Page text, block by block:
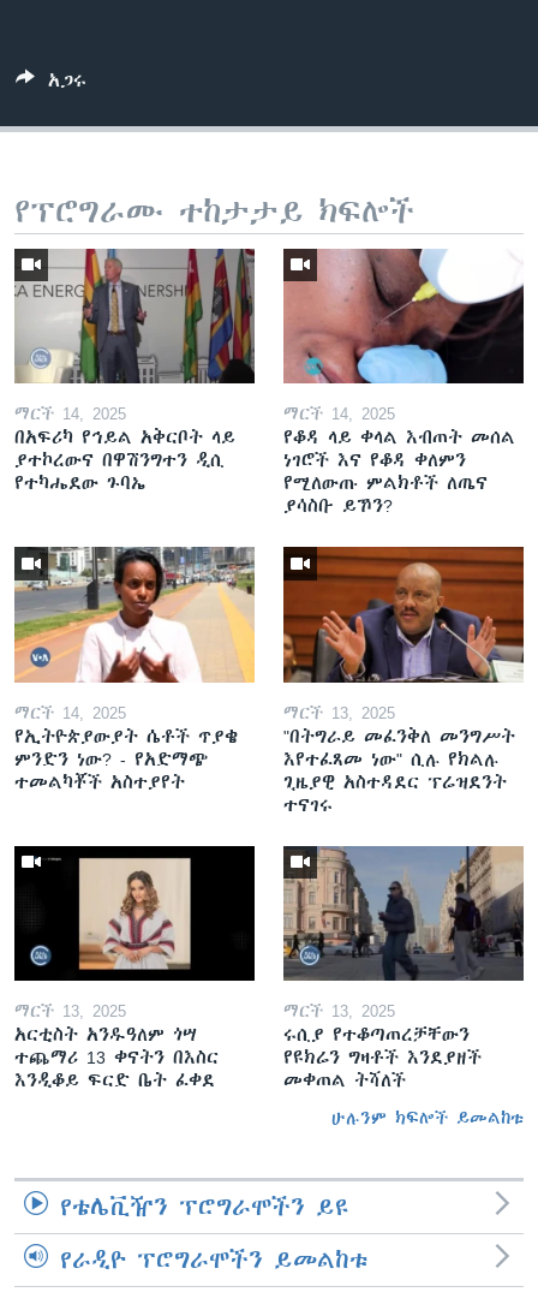
አጋሩ
የፕሮግራሙ ተከታታይ ክፍሎች
ማርች 14, 2025
በአፍሪካ የኅይል አቅርቦት ላይ
ያተኮረውና በዋሽንግተን ዲሲ
የተካሔደው ጉባኤ
ማርች 14, 2025
የቆዳ ላይ ቀላል እብጠት መሰል
ነገሮች እና የቆዳ ቀለምን
የሚለውጡ ምልክቶች ለጤና
ያሳስቡ ይኾን?
ማርች 14, 2025
የኢትዮጵያውያት ሴቶች ጥያቄ
ምንድን ነው? - የአድማጭ
ተመልካቾች አስተያየት
ማርች 13, 2025
"በትግራይ መፈንቅለ መንግሥት
እየተፈጸመ ነው" ሲሉ የክልሉ
ጊዜያዊ አስተዳደር ፕሬዝደንት
ተናገሩ
ማርች 13, 2025
አርቲስት አንዱዓለም ጎሣ
ተጨማሪ 13 ቀናትን በእስር
እንዲቆይ ፍርድ ቤት ፈቀደ
ማርች 13, 2025
ሩሲያ የተቆጣጠረቻቸውን
የዩክሬን ግዛቶች እንደያዘች
መቀጠል ትሻለች
ሁሉንም ክፍሎች ይመልከቱ
የቴሌቪዥን ፕሮግራሞችን ይዩ
የራዲዮ ፕሮግራሞችን ይመልከቱ